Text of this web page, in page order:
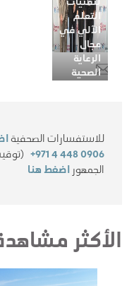
التعلم
الآلي في
مجال
الرعاية
الصحية
للاستفسارات الصحفية
+971 4 448 0906
الجمهور اضغط هنا
الأكثر